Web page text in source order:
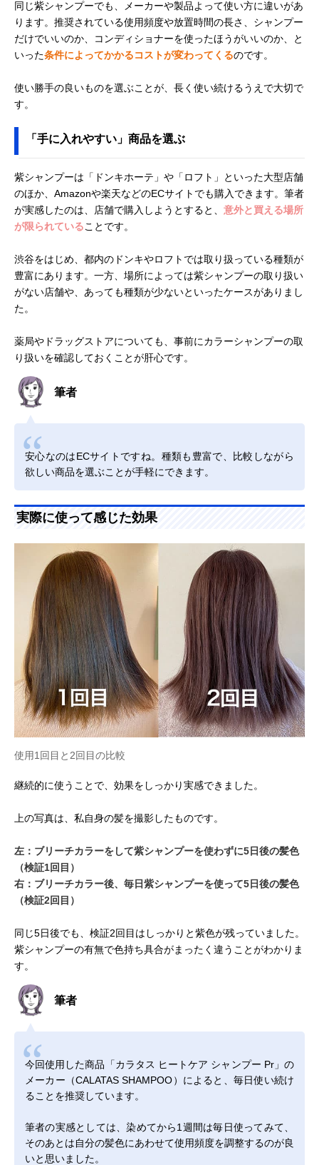
同じ紫シャンプーでも、メーカーや製品よって使い方に違いがあ
ります。推奨されている使用頻度や放置時間の長さ、シャンプー
だけでいいのか、コンディショナーを使ったほうがいいのか、と
いった条件によってかかるコストが変わってくるのです。
使い勝手の良いものを選ぶことが、長く使い続けるうえで大切で
す。
「手に入れやすい」商品を選ぶ
紫シャンプーは「ドンキホーテ」や「ロフト」といった大型店舗
のほか、Amazonや楽天などのECサイトでも購入できます。筆者
が実感したのは、店舗で購入しようとすると、 意外と買える場所
が限られていることです。
渋谷をはじめ、都内のドンキやロフトでは取り扱っている種類が
豊富にあります。一方、場所によっては紫シャンプーの取り扱い
がない店舗や、あっても種類が少ないといったケースがありまし
た。
薬局やドラッグストアについても、事前にカラーシャンプーの取
り扱いを確認しておくことが肝心です。
筆者
安心なのはECサイトですね。種類も豊富で、比較しながら
欲しい商品を選ぶことが手軽にできます。
実際に使って感じた効果
使用1回目と2回目の比較
継続的に使うことで、効果をしっかり実感できました。
上の写真は、私自身の髪を撮影したものです。
左：ブリーチカラーをして紫シャンプーを使わずに5日後の髪色
（検証1回目）
右：ブリーチカラー後、毎日紫シャンプーを使って5日後の髪色
（検証2回目）
同じ5日後でも、検証2回目はしっかりと紫色が残っていました。
紫シャンプーの有無で色持ち具合がまったく違うことがわかりま
す。
筆者
今回使用した商品「カラタス ヒートケア シャンプー Pr」の
メーカー（CALATAS SHAMPOO）によると、毎日使い続け
ることを推奨しています。
筆者の実感としては、染めてから1週間は毎日使ってみて、
そのあとは自分の髪色にあわせて使用頻度を調整するのが良
いと思いました。